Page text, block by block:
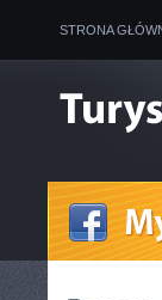
STRONA